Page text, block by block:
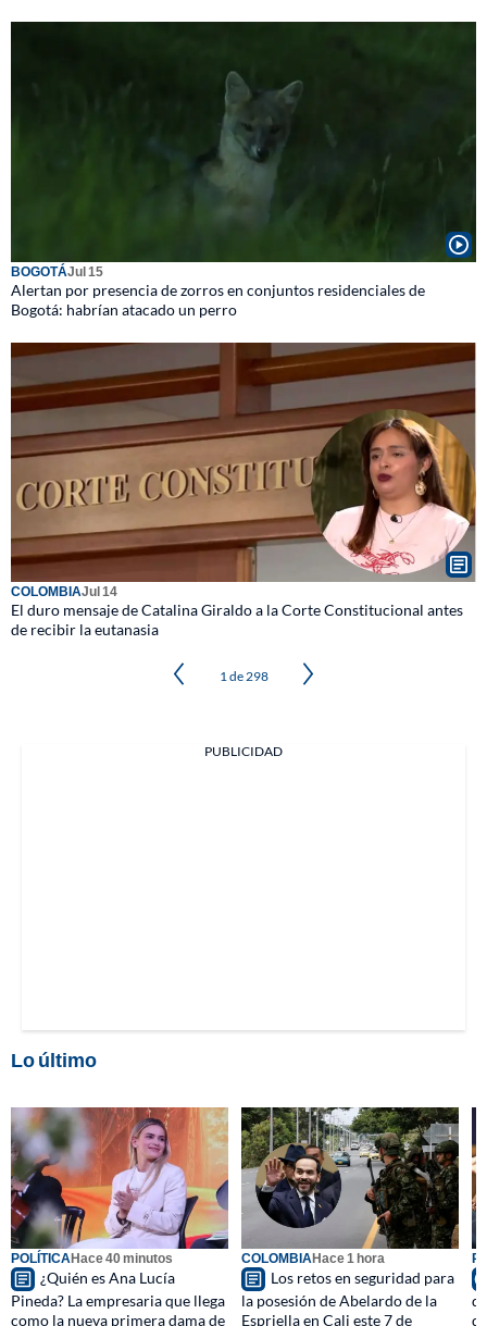
BOGOTÁJul 15
Alertan por presencia de zorros en conjuntos residenciales de
Bogotá: habrían atacado un perro
COLOMBIAJul 14
El duro mensaje de Catalina Giraldo a la Corte Constitucional antes
de recibir la eutanasia
1 de 298
PUBLICIDAD
Lo último
POLÍTICAHace 40 minutos
¿Quién es Ana Lucía
Pineda? La empresaria que llega
como la nueva primera dama de
COLOMBIAHace 1 hora
Los retos en seguridad para
la posesión de Abelardo de la
Espriella en Cali este 7 de